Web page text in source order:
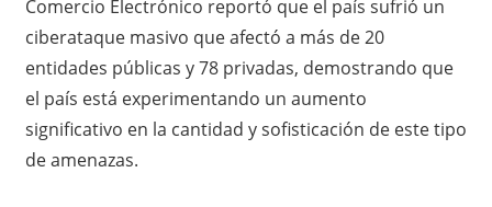
Comercio Electrónico reportó que el país sufrió un
ciberataque masivo que afectó a más de 20
entidades públicas y 78 privadas, demostrando que
el país está experimentando un aumento
significativo en la cantidad y sofisticación de este tipo
de amenazas.